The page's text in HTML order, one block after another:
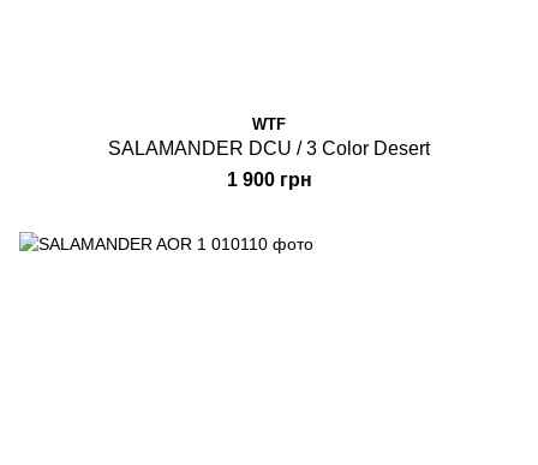
WTF
SALAMANDER DCU / 3 Color Desert
1 900 грн